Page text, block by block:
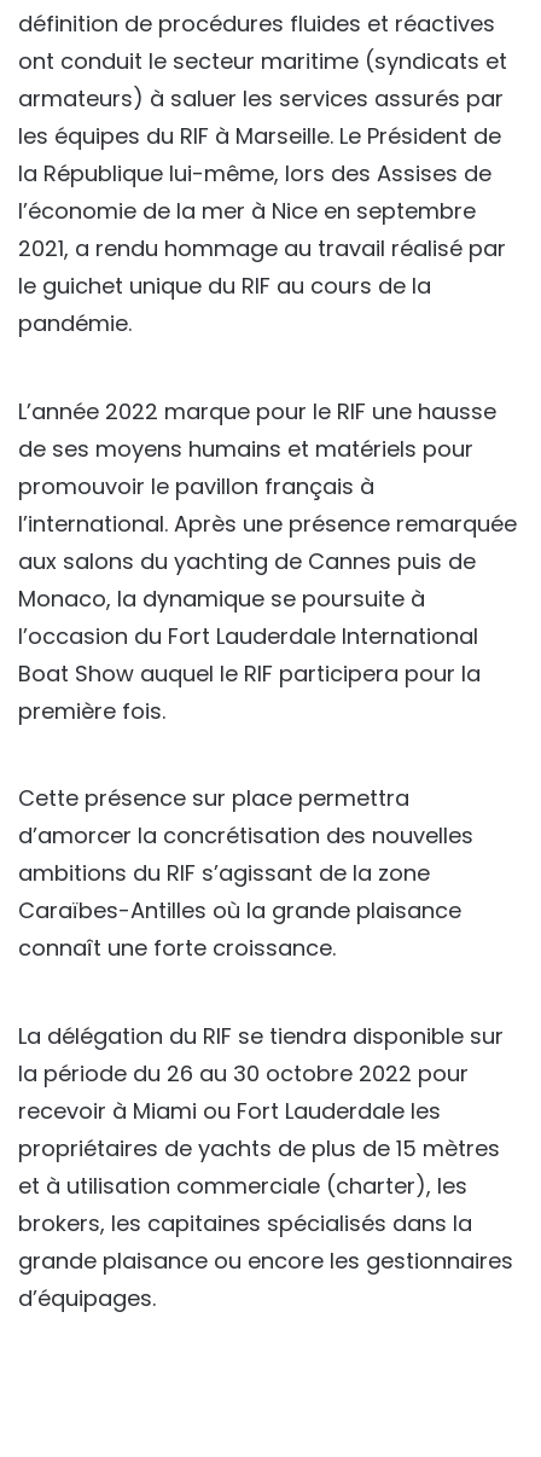
définition de procédures fluides et réactives
ont conduit le secteur maritime (syndicats et
armateurs) à saluer les services assurés par
les équipes du RIF à Marseille. Le Président de
la République lui-même, lors des Assises de
l’économie de la mer à Nice en septembre
2021, a rendu hommage au travail réalisé par
le guichet unique du RIF au cours de la
pandémie.
L’année 2022 marque pour le RIF une hausse
de ses moyens humains et matériels pour
promouvoir le pavillon français à
l’international. Après une présence remarquée
aux salons du yachting de Cannes puis de
Monaco, la dynamique se poursuite à
l’occasion du Fort Lauderdale International
Boat Show auquel le RIF participera pour la
première fois.
Cette présence sur place permettra
d’amorcer la concrétisation des nouvelles
ambitions du RIF s’agissant de la zone
Caraïbes-Antilles où la grande plaisance
connaît une forte croissance.
La délégation du RIF se tiendra disponible sur
la période du 26 au 30 octobre 2022 pour
recevoir à Miami ou Fort Lauderdale les
propriétaires de yachts de plus de 15 mètres
et à utilisation commerciale (charter), les
brokers, les capitaines spécialisés dans la
grande plaisance ou encore les gestionnaires
d’équipages.